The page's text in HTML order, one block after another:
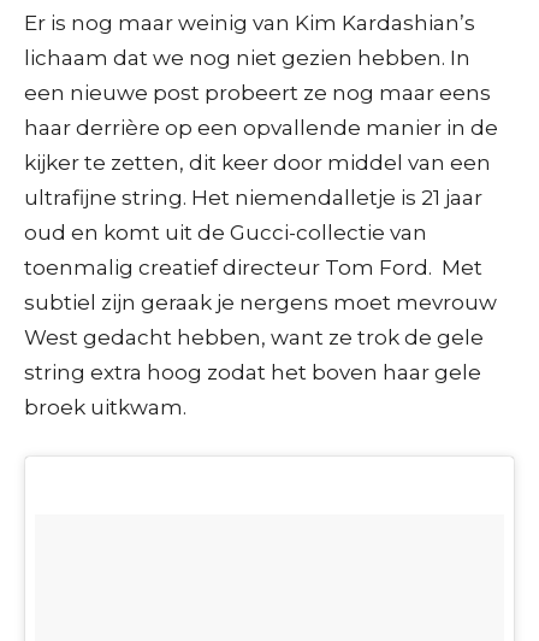
Er is nog maar weinig van Kim Kardashian’s
lichaam dat we nog niet gezien hebben. In
een nieuwe post probeert ze nog maar eens
haar derrière op een opvallende manier in de
kijker te zetten, dit keer door middel van een
ultrafijne string. Het niemendalletje is 21 jaar
oud en komt uit de Gucci-collectie van
toenmalig creatief directeur Tom Ford. Met
subtiel zijn geraak je nergens moet mevrouw
West gedacht hebben, want ze trok de gele
string extra hoog zodat het boven haar gele
broek uitkwam.